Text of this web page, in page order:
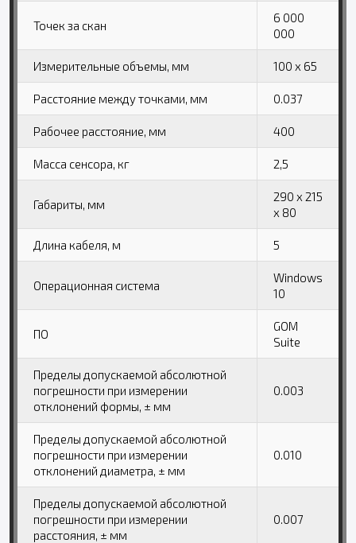
Точек за скан
6 000
000
Измерительные объемы, мм 100 x 65
Расстояние между точками, мм 0.037
Рабочее расстояние, мм 400
Масса сенсора, кг 2,5
Габариты, мм
290 x 215
x 80
Длина кабеля, м 5
Операционная система
Windows
10
ПО
GOM
Suite
Пределы допускаемой абсолютной
погрешности при измерении
отклонений формы, ± мм
0.003
Пределы допускаемой абсолютной
погрешности при измерении
отклонений диаметра, ± мм
0.010
Пределы допускаемой абсолютной
погрешности при измерении
расстояния, ± мм
0.007